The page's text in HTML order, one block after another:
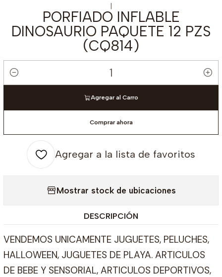
|
PORFIADO INFLABLE
DINOSAURIO PAQUETE 12 PZS
(CQ814)
Cantidad
Agregar al Carro
Comprar ahora
Agregar a la lista de favoritos
Mostrar stock de ubicaciones
DESCRIPCIÓN
VENDEMOS UNICAMENTE JUGUETES, PELUCHES,
HALLOWEEN, JUGUETES DE PLAYA. ARTICULOS
DE BEBE Y SENSORIAL, ARTICULOS DEPORTIVOS,